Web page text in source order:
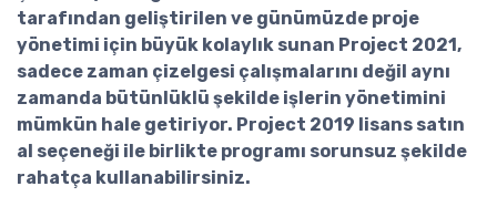
tarafından geliştirilen ve günümüzde proje
yönetimi için büyük kolaylık sunan Project 2021,
sadece zaman çizelgesi çalışmalarını değil aynı
zamanda bütünlüklü şekilde işlerin yönetimini
mümkün hale getiriyor. Project 2019 lisans satın
al seçeneği ile birlikte programı sorunsuz şekilde
rahatça kullanabilirsiniz.